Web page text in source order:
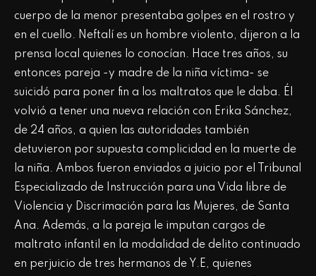
cuerpo de la menor presentaba golpes en el rostro y
en el cuello. Neftalí es un hombre violento, dijeron a la
prensa local quienes lo conocían. Hace tres años, su
entonces pareja -y madre de la niña víctima- se
suicidó para poner fin a los maltratos que le daba. Él
volvió a tener una nueva relación con Erika Sánchez,
de 24 años, a quien las autoridades también
detuvieron por supuesta complicidad en la muerte de
la niña. Ambos fueron enviados a juicio por el Tribunal
Especializado de Instrucción para una Vida libre de
Violencia y Discrimación para las Mujeres, de Santa
Ana. Además, a la pareja le imputan cargos de
maltrato infantil en la modalidad de delito continuado
en perjuicio de tres hermanos de Y.E, quienes